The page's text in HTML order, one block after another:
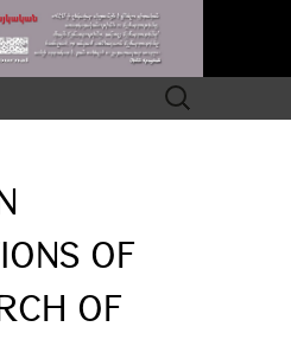
Search
for:
OF
OF